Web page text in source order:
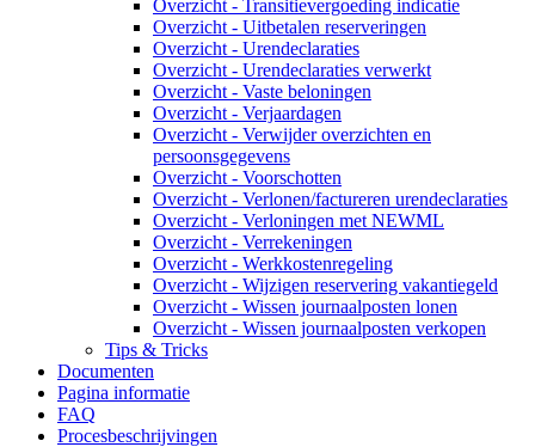
Overzicht - Transitievergoeding indicatie
Overzicht - Uitbetalen reserveringen
Overzicht - Urendeclaraties
Overzicht - Urendeclaraties verwerkt
Overzicht - Vaste beloningen
Overzicht - Verjaardagen
Overzicht - Verwijder overzichten en
persoonsgegevens
Overzicht - Voorschotten
Overzicht - Verlonen/factureren urendeclaraties
Overzicht - Verloningen met NEWML
Overzicht - Verrekeningen
Overzicht - Werkkostenregeling
Overzicht - Wijzigen reservering vakantiegeld
Overzicht - Wissen journaalposten lonen
Overzicht - Wissen journaalposten verkopen
Tips & Tricks
Documenten
Pagina informatie
FAQ
Procesbeschrijvingen